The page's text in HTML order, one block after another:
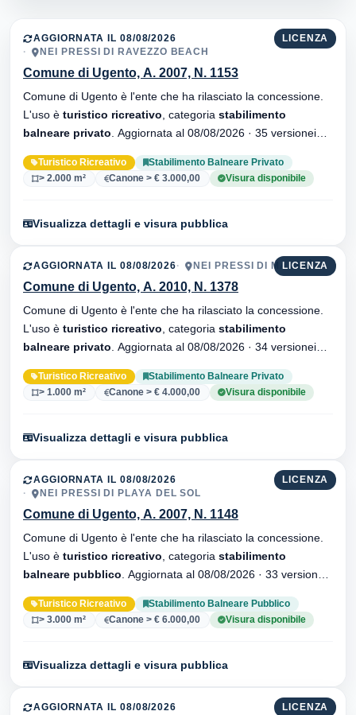
LICENZA
AGGIORNATA IL 08/08/2026
NEI PRESSI DI RAVEZZO BEACH
Comune di Ugento, A. 2007, N. 1153
Comune di Ugento è l'ente che ha rilasciato la concessione.
L'uso è turistico ricreativo , categoria stabilimento
balneare privato
Turistico Ricreativo
Stabilimento Balneare Privato
> 2.000 m²
Canone > € 3.000,00 Visura disponibile
Visualizza dettagli e visura pubblica
LICENZA
AGGIORNATA IL 08/08/2026 NEI PRESSI DI MAMIRÈ
Comune di Ugento, A. 2010, N. 1378
Comune di Ugento è l'ente che ha rilasciato la concessione.
L'uso è turistico ricreativo , categoria stabilimento
balneare privato
Turistico Ricreativo
Stabilimento Balneare Privato
> 1.000 m²
Canone > € 4.000,00 Visura disponibile
Visualizza dettagli e visura pubblica
LICENZA
AGGIORNATA IL 08/08/2026
NEI PRESSI DI PLAYA DEL SOL
Comune di Ugento, A. 2007, N. 1148
Comune di Ugento è l'ente che ha rilasciato la concessione.
L'uso è turistico ricreativo , categoria stabilimento
balneare pubblico
Turistico Ricreativo
Stabilimento Balneare Pubblico
> 3.000 m²
Canone > € 6.000,00 Visura disponibile
Visualizza dettagli e visura pubblica
LICENZA
AGGIORNATA IL 08/08/2026